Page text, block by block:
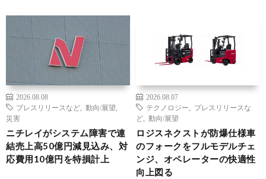
2026.08.08
プレスリリースなど
動向/展望
災害
ニチレイがシステム障害で連
結売上高50億円減見込み、対
応費用10億円を特損計上
2026.08.07
テクノロジー
プレスリリースな
ど
動向/展望
ロジスネクストが防爆仕様車
のフォークをフルモデルチェ
ンジ、オペレーターの快適性
向上図る